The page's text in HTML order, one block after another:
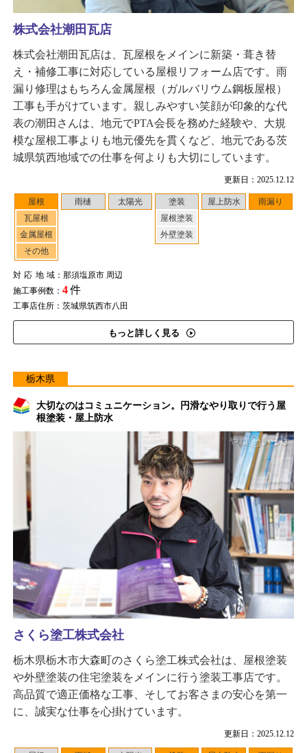
更新日：2025.12.12
屋根
瓦屋根
金属屋根
その他
雨樋 太陽光
塗装
屋根塗装
外壁塗装
屋上防水 雨漏り
対応地域：那須塩原市 周辺
施工事例数： 4件
工事店住所：茨城県筑西市八田
もっと詳しく見る
株式会社潮田瓦店
株式会社潮田瓦店は、瓦屋根をメインに新築・葺き替
え・補修工事に対応している屋根リフォーム店です。雨
漏り修理はもちろん金属屋根（ガルバリウム鋼板屋根）
工事も手がけています。親しみやすい笑顔が印象的な代
表の潮田さんは、地元でPTA会長を務めた経験や、大規
模な屋根工事よりも地元優先を貫くなど、地元である茨
城県筑西地域での仕事を何よりも大切にしています。
栃木県
大切なのはコミュニケーション。円滑なやり取りで行う屋
根塗装・屋上防水
更新日：2025.12.12
さくら塗工株式会社
栃木県栃木市大森町のさくら塗工株式会社は、屋根塗装
や外壁塗装の住宅塗装をメインに行う塗装工事店です。
高品質で適正価格な工事、そしてお客さまの安心を第一
に、誠実な仕事を心掛けています。